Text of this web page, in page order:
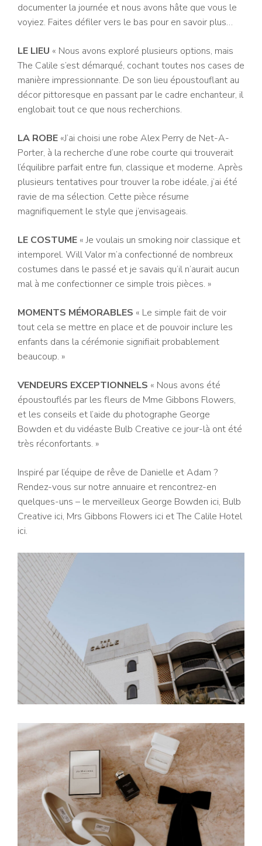
documenter la journée et nous avons hâte que vous le
voyiez. Faites défiler vers le bas pour en savoir plus…
LE LIEU « Nous avons exploré plusieurs options, mais
The Calile s’est démarqué, cochant toutes nos cases de
manière impressionnante. De son lieu époustouflant au
décor pittoresque en passant par le cadre enchanteur, il
englobait tout ce que nous recherchions.
LA ROBE «J’ai choisi une robe Alex Perry de Net-A-
Porter, à la recherche d’une robe courte qui trouverait
l’équilibre parfait entre fun, classique et moderne. Après
plusieurs tentatives pour trouver la robe idéale, j’ai été
ravie de ma sélection. Cette pièce résume
magnifiquement le style que j’envisageais.
LE COSTUME « Je voulais un smoking noir classique et
intemporel. Will Valor m’a confectionné de nombreux
costumes dans le passé et je savais qu’il n’aurait aucun
mal à me confectionner ce simple trois pièces. »
MOMENTS MÉMORABLES « Le simple fait de voir
tout cela se mettre en place et de pouvoir inclure les
enfants dans la cérémonie signifiait probablement
beaucoup. »
VENDEURS EXCEPTIONNELS « Nous avons été
époustouflés par les fleurs de Mme Gibbons Flowers,
et les conseils et l’aide du photographe George
Bowden et du vidéaste Bulb Creative ce jour-là ont été
très réconfortants. »
Inspiré par l’équipe de rêve de Danielle et Adam ?
Rendez-vous sur notre annuaire et rencontrez-en
quelques-uns – le merveilleux George Bowden ici, Bulb
Creative ici, Mrs Gibbons Flowers ici et The Calile Hotel
ici.